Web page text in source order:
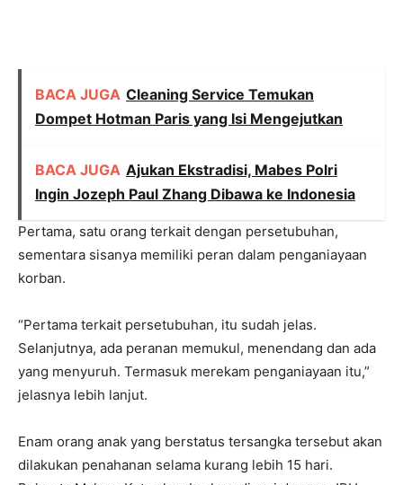
BACA JUGA Cleaning Service Temukan
Dompet Hotman Paris yang Isi Mengejutkan
BACA JUGA Ajukan Ekstradisi, Mabes Polri
Ingin Jozeph Paul Zhang Dibawa ke Indonesia
Pertama, satu orang terkait dengan persetubuhan,
sementara sisanya memiliki peran dalam penganiayaan
korban.
“Pertama terkait persetubuhan, itu sudah jelas.
Selanjutnya, ada peranan memukul, menendang dan ada
yang menyuruh. Termasuk merekam penganiayaan itu,”
jelasnya lebih lanjut.
Enam orang anak yang berstatus tersangka tersebut akan
dilakukan penahanan selama kurang lebih 15 hari.